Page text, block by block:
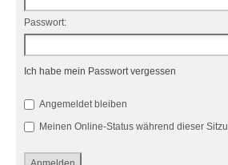
Passwort:
Ich habe mein Passwort vergessen
Angemeldet bleiben
Meinen Online-Status während dieser